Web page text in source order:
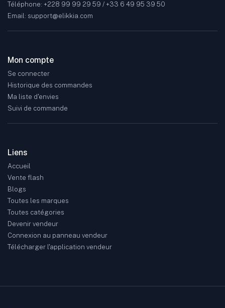
Téléphone: +228 99 99 29 59 / +33 6 49 95 39 50
Email: support@elikkia.com
Mon compte
Se connecter
Historique des commandes
Ma liste d'envies
Suivi de commande
Liens
Accueil
Vente flash
Blogs
Toutes les marques
Toutes catégories
Devenir vendeur
Connexion au panneau vendeur
Télécharger l'application vendeur